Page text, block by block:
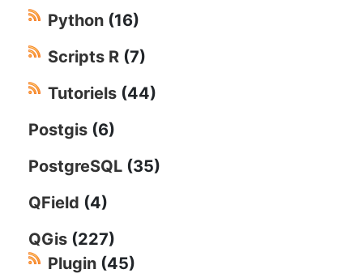
Python (16)
Scripts R (7)
Tutoriels (44)
Postgis (6)
PostgreSQL (35)
QField (4)
QGis (227)
Plugin (45)